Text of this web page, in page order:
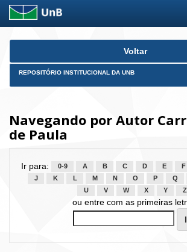
Skip
Voltar
REPOSITÓRIO INSTITUCIONAL DA UNB
Navegando por Autor
de Paula
Ir para: 0-9 A B C D E F
J
K L M N O P Q
U
V W X Y Z
ou entre com as primeiras